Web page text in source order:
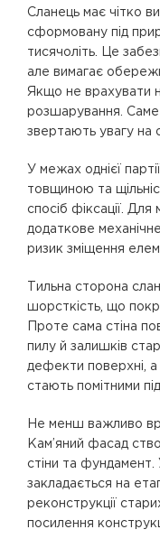
Сланець має чітко
сформовану під
тисячоліть. Це
але вимагає
Якщо не врахувати
розшарування. Саме
звертають увагу на
У межах однієї
товщиною та
спосіб фіксації.
додаткове
ризик зміщення
Тильна сторона
шорсткість, що
Проте сама стіна
пилу й залишків
дефекти поверхні, а
стають помітними
Не менш важливо
Кам’яний фасад
стіни та
закладається на
реконструкції
посилення